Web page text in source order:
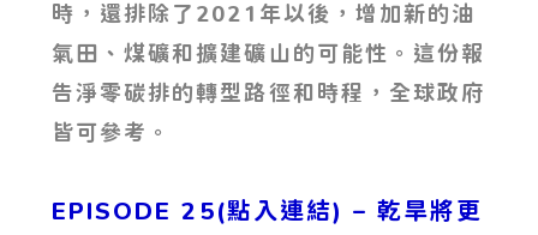
時，還排除了2021年以後，增加新的油
氣田、煤礦和擴建礦山的可能性。這份報
告淨零碳排的轉型路徑和時程，全球政府
皆可參考。
EPISODE 25(點入連結) – 乾旱將更